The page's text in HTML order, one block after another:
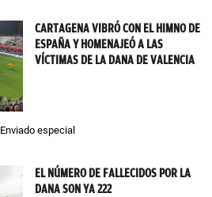
CARTAGENA VIBRÓ CON EL HIMNO DE
ESPAÑA Y HOMENAJEÓ A LAS
VÍCTIMAS DE LA DANA DE VALENCIA
Enviado especial
EL NÚMERO DE FALLECIDOS POR LA
DANA SON YA 222